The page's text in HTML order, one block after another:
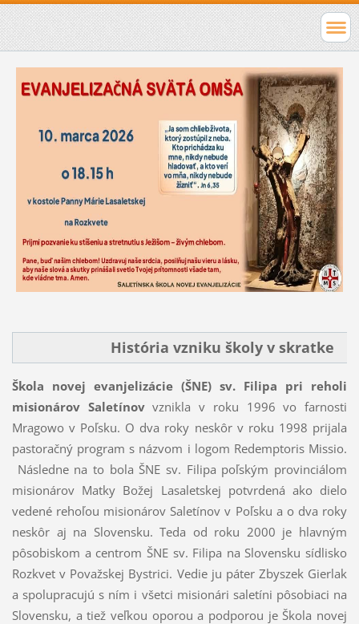
História vzniku školy v skratke
Škola novej evanjelizácie (ŠNE) sv. Filipa pri reholi
misionárov Saletínovvznikla v roku 1996 vo farnosti
Mragowo v Poľsku. O dva roky neskôr v roku 1998 prijala
pastoračný program s názvom i logom Redemptoris Missio.
Následne na to bola ŠNE sv. Filipa poľským provinciálom
misionárov Matky Božej Lasaletskej potvrdená ako dielo
vedené rehoľou misionárov Saletínov v Poľsku a o dva roky
neskôr aj na Slovensku. Teda od roku 2000 je hlavným
pôsobiskom a centrom ŠNE sv. Filipa na Slovensku sídlisko
Rozkvet v Považskej Bystrici. Vedie ju páter Zbyszek Gierlak
a spolupracujú s ním i všetci misionári saletíni pôsobiaci na
Slovensku, a tiež veľkou oporou a podporou je Škola novej